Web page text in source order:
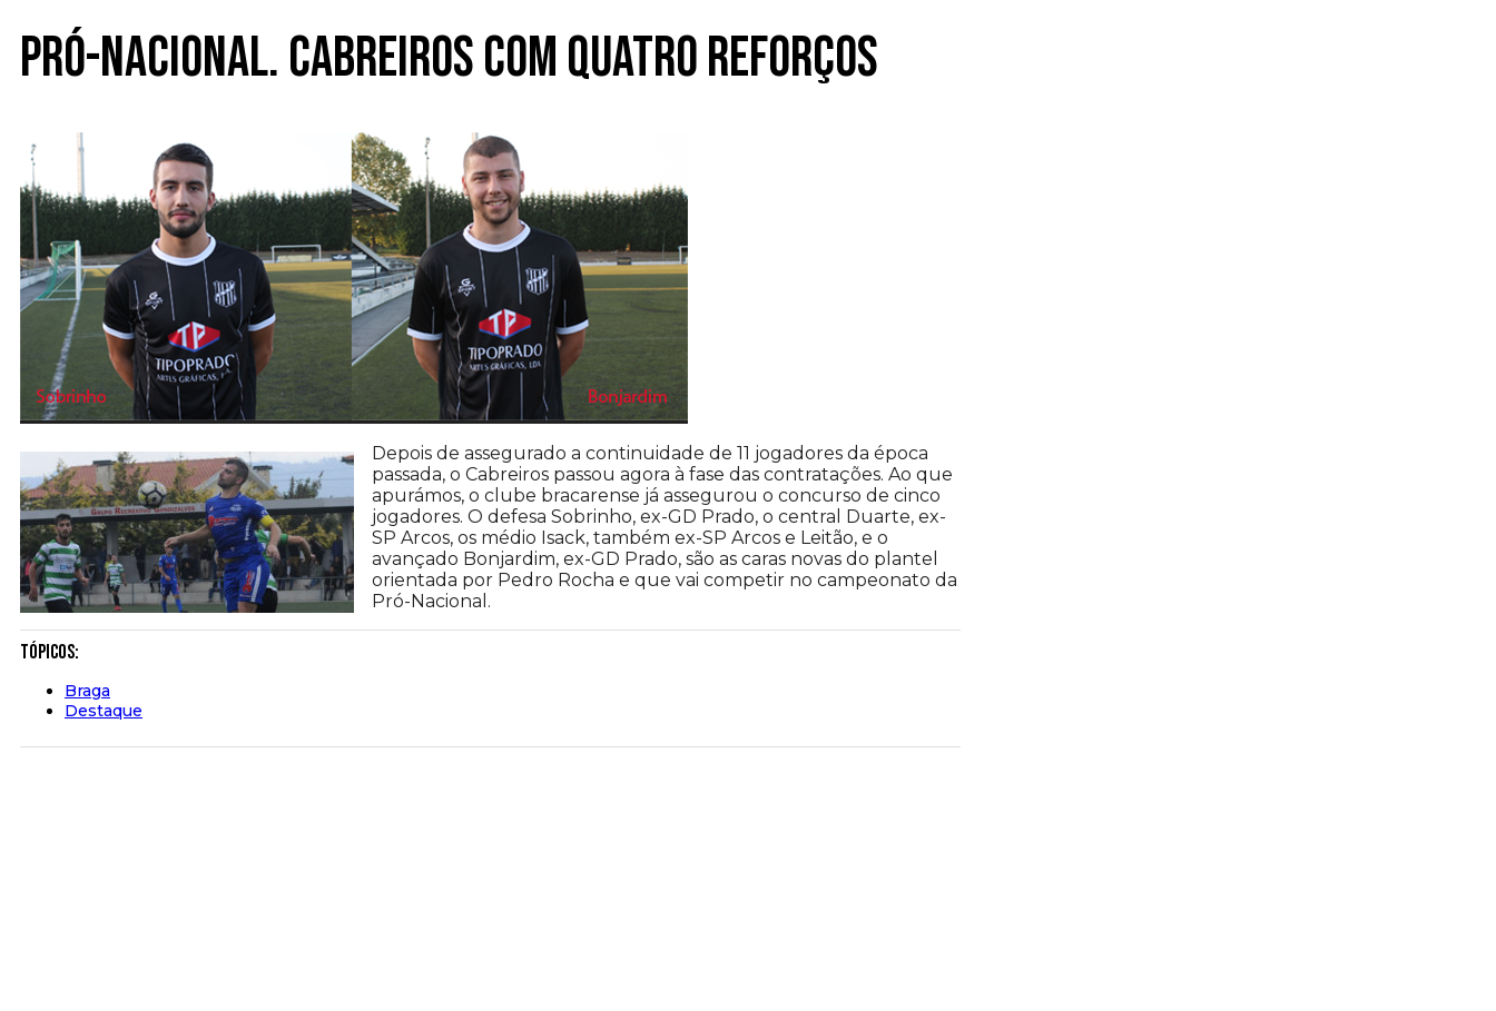
Pró-Nacional. Cabreiros com quatro reforços
Depois de assegurado a continuidade de 11 jogadores da época
passada, o Cabreiros passou agora à fase das contratações. Ao que
apurámos, o clube bracarense já assegurou o concurso de cinco
jogadores. O defesa Sobrinho, ex-GD Prado, o central Duarte, ex-
SP Arcos, os médio Isack, também ex-SP Arcos e Leitão, e o
avançado Bonjardim, ex-GD Prado, são as caras novas do plantel
orientada por Pedro Rocha e que vai competir no campeonato da
Pró-Nacional.
Tópicos:
Braga
Destaque